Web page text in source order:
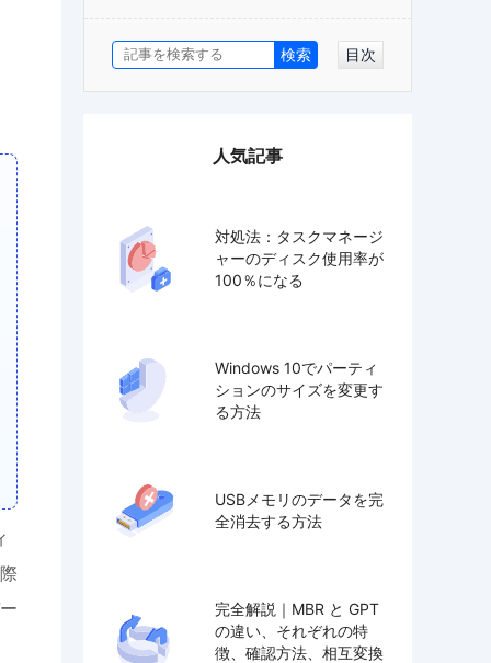
目次
人気記事
対処法：タスクマネージ
ャーのディスク使用率が
100％になる
Windows 10でパーティ
ションのサイズを変更す
る方法
USBメモリのデータを完
全消去する方法
完全解説｜MBR と GPT
の違い、それぞれの特
徴、確認方法、相互変換